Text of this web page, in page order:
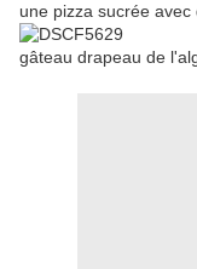
une pizza sucrée
gâteau drapeau de